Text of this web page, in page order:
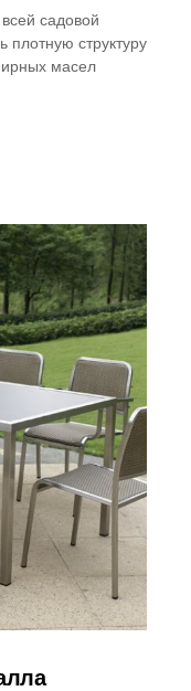
садовой
плотную структуру
масел